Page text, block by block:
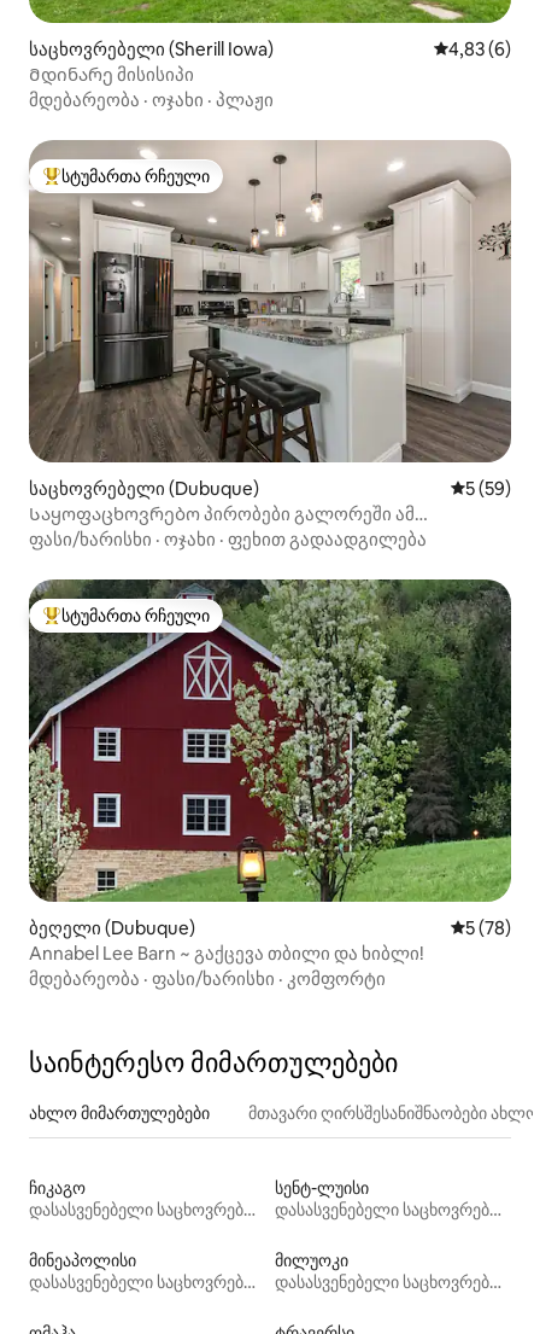
საცხოვრებელი (Sherill Iowa) საშუალო
4,83 (6)
Მდინარე მისისიპი
მდებარეობა · ოჯახი · პლაჟი
სტუმართა რჩეული მოწინავე ვარიანტი
სტუმართა რჩეული
საცხოვრებელი (Dubuque) საშუალო
5 (59)
Საყოფაცხოვრებო პირობები გალორეში ამ
ახალგარემონტებულ სახლში!
ფასი/ხარისხი · ოჯახი · ფეხით გადაადგილება
სტუმართა რჩეული მოწინავე ვარიანტი
სტუმართა რჩეული
ბეღელი (Dubuque) საშუალო
5 (78)
Annabel Lee Barn ~ გაქცევა თბილი და ხიბლი!
მდებარეობა · ფასი/ხარისხი · კომფორტი
საინტერესო მიმართულებები
ახლო მიმართულებები მთავარი ღირსშესანიშნაობები
ჩიკაგო
დასასვენებელი საცხოვრებლები
სენტ-ლუისი
დასასვენებელი საცხოვრებლები
მინეაპოლისი
დასასვენებელი საცხოვრებლები
მილუოკი
დასასვენებელი საცხოვრებლები